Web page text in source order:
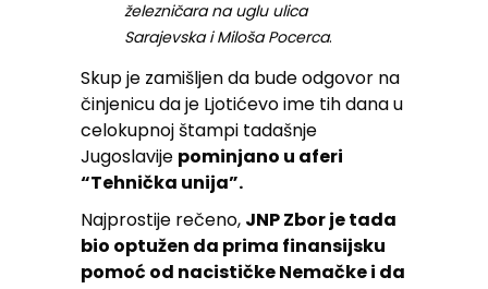
železničara na uglu ulica
Sarajevska i Miloša Pocerca.
Skup je zamišljen da bude odgovor na
činjenicu da je Ljotićevo ime tih dana u
celokupnoj štampi tadašnje
Jugoslavije pominjano u aferi
“Tehnička unija”.
Najprostije rečeno, JNP Zbor je tada
bio optužen da prima finansijsku
pomoć od nacističke Nemačke i da